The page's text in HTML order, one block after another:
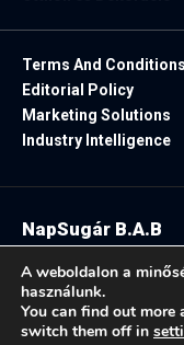
Terms And Conditions
Editorial Policy
Marketing Solutions
Industry Intelligence
Follow US:
NapSugár B.A.B
A weboldalon a
használunk.
You can find out more
switch them off in